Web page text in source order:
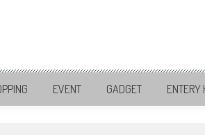
EVENT GADGET ENTERY